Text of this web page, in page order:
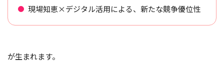
現場知恵×デジタル活用による、新たな競争優位性
が生まれます。